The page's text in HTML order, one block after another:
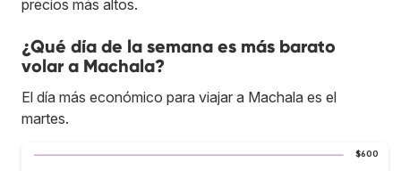
precios más altos.
¿Qué día de la semana es más barato
volar a Machala?
El día más económico para viajar a Machala es el
martes.
$600